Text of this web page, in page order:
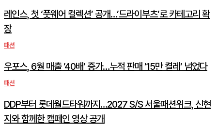
레인스, 첫 ‘풋웨어 컬렉션’ 공개…’드라이부츠’로 카테고리 확
장
패션
우포스, 6월 매출 ’40배’ 증가…누적 판매 ’15만 켤레’ 넘었다
패션
DDP부터 롯데월드타워까지…2027 S/S 서울패션위크, 신현
지와 함께한 캠페인 영상 공개